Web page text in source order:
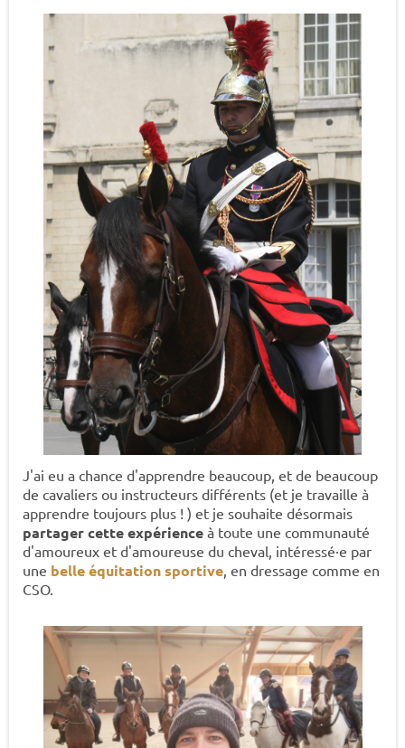
J'ai eu a chance d'apprendre beaucoup, et de beaucoup
de cavaliers ou instructeurs différents (et je travaille à
apprendre toujours plus ! ) et je souhaite désormais
partager cette expérience à toute une communauté
d'amoureux et d'amoureuse du cheval, intéressé·e par
une belle équitation sportive , en dressage comme en
CSO.